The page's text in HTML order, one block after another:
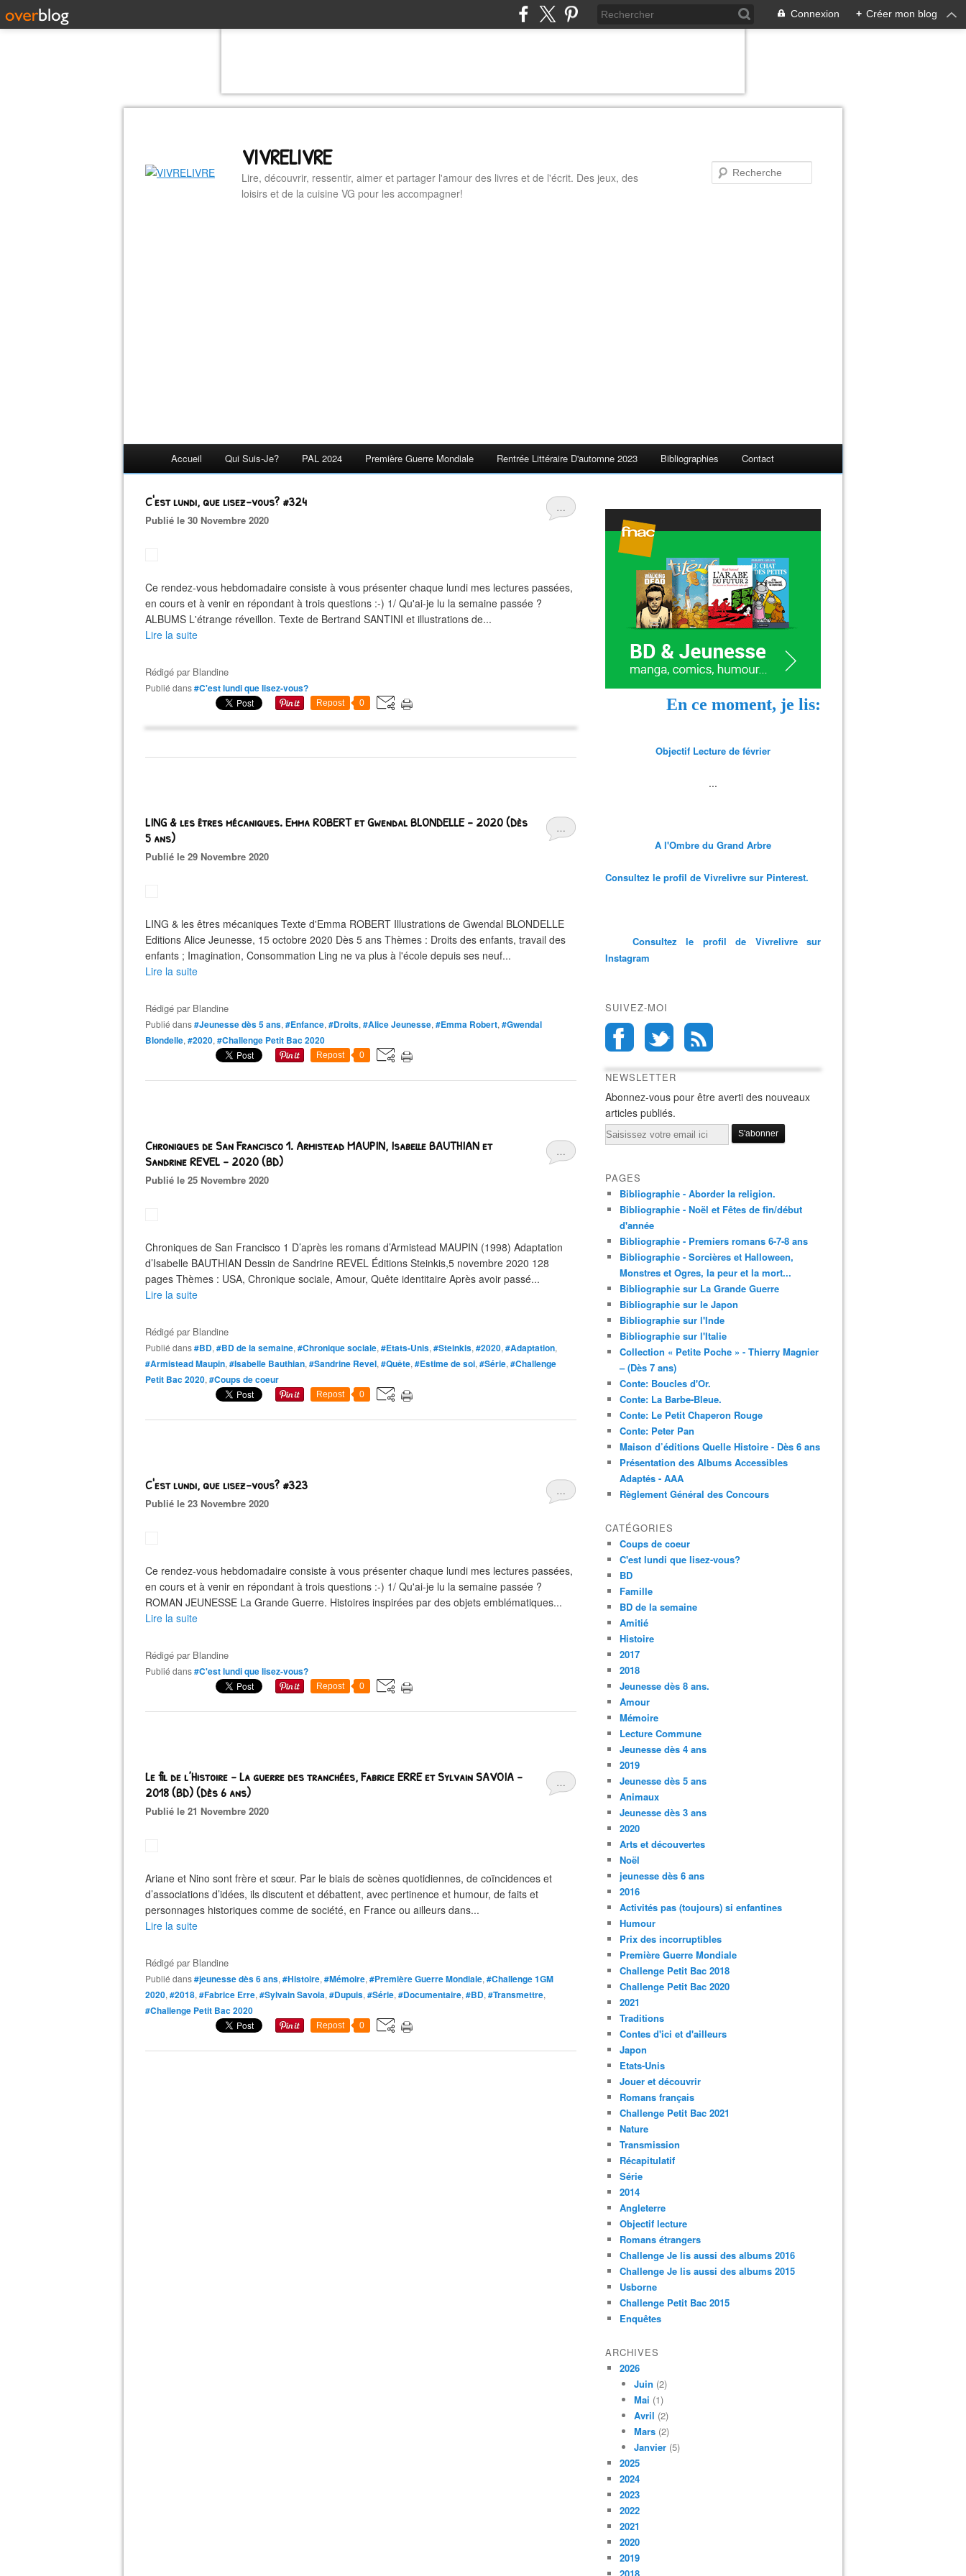
Connexion + Créer mon blog
VIVRELIVRE
Lire, découvrir, ressentir, aimer et partager l'amour des livres et de l'écrit. Des jeux, des
loisirs et de la cuisine VG pour les accompagner!
Accueil Qui Suis-Je? PAL 2024 Première Guerre Mondiale Rentrée Littéraire D'automne 2023 Bibliographies Contact
…
C'est lundi, que lisez-vous? #324
Publié le 30 Novembre 2020
Ce rendez-vous hebdomadaire consiste à vous présenter chaque lundi mes lectures passées,
en cours et à venir en répondant à trois questions :-) 1/ Qu'ai-je lu la semaine passée ?
ALBUMS L'étrange réveillon. Texte de Bertrand SANTINI et illustrations de...
Lire la suite
Rédigé par Blandine
Publié dans#C'est lundi que lisez-vous?
Repost 0
…
LING & les êtres mécaniques. Emma ROBERT et Gwendal BLONDELLE – 2020 (Dès
5 ans)
Publié le 29 Novembre 2020
LING & les êtres mécaniques Texte d'Emma ROBERT Illustrations de Gwendal BLONDELLE
Editions Alice Jeunesse, 15 octobre 2020 Dès 5 ans Thèmes : Droits des enfants, travail des
enfants ; Imagination, Consommation Ling ne va plus à l'école depuis ses neuf...
Lire la suite
Rédigé par Blandine
Publié dans#Jeunesse dès 5 ans, #Enfance, #Droits, #Alice Jeunesse, #Emma Robert, #Gwendal
Blondelle, #2020, #Challenge Petit Bac 2020
Repost 0
…
Chroniques de San Francisco 1. Armistead MAUPIN, Isabelle BAUTHIAN et
Sandrine REVEL – 2020 (BD)
Publié le 25 Novembre 2020
Chroniques de San Francisco 1 D’après les romans d’Armistead MAUPIN (1998) Adaptation
d’Isabelle BAUTHIAN Dessin de Sandrine REVEL Éditions Steinkis,5 novembre 2020 128
pages Thèmes : USA, Chronique sociale, Amour, Quête identitaire Après avoir passé...
Lire la suite
Rédigé par Blandine
Publié dans#BD, #BD de la semaine, #Chronique sociale, #Etats-Unis, #Steinkis, #2020, #Adaptation,
#Armistead Maupin, #Isabelle Bauthian, #Sandrine Revel, #Quête, #Estime de soi, #Série, #Challenge
Petit Bac 2020, #Coups de coeur
Repost 0
…
C'est lundi, que lisez-vous? #323
Publié le 23 Novembre 2020
Ce rendez-vous hebdomadaire consiste à vous présenter chaque lundi mes lectures passées,
en cours et à venir en répondant à trois questions :-) 1/ Qu'ai-je lu la semaine passée ?
ROMAN JEUNESSE La Grande Guerre. Histoires inspirées par des objets emblématiques...
Lire la suite
Rédigé par Blandine
Publié dans#C'est lundi que lisez-vous?
Repost 0
…
Le fil de l’Histoire – La guerre des tranchées, Fabrice ERRE et Sylvain SAVOIA –
2018 (BD) (Dès 6 ans)
Publié le 21 Novembre 2020
Ariane et Nino sont frère et sœur. Par le biais de scènes quotidiennes, de coïncidences et
d’associations d’idées, ils discutent et débattent, avec pertinence et humour, de faits et
personnages historiques comme de société, en France ou ailleurs dans...
Lire la suite
Rédigé par Blandine
Publié dans#jeunesse dès 6 ans, #Histoire, #Mémoire, #Première Guerre Mondiale, #Challenge 1GM
2020, #2018, #Fabrice Erre, #Sylvain Savoia, #Dupuis, #Série, #Documentaire, #BD, #Transmettre,
#Challenge Petit Bac 2020
Repost 0
En ce moment, je lis:
Objectif Lecture de février
...
A l'Ombre du Grand Arbre
Consultez le profil de Vivrelivre sur Pinterest.
Consultez le profil de Vivrelivre sur
Instagram
SUIVEZ-MOI
NEWSLETTER
Abonnez-vous pour être averti des nouveaux
articles publiés.
Email
PAGES
Bibliographie - Aborder la religion.
Bibliographie - Noël et Fêtes de fin/début
d'année
Bibliographie - Premiers romans 6-7-8 ans
Bibliographie - Sorcières et Halloween,
Monstres et Ogres, la peur et la mort...
Bibliographie sur La Grande Guerre
Bibliographie sur le Japon
Bibliographie sur l'Inde
Bibliographie sur l'Italie
Collection « Petite Poche » - Thierry Magnier
– (Dès 7 ans)
Conte: Boucles d'Or.
Conte: La Barbe-Bleue.
Conte: Le Petit Chaperon Rouge
Conte: Peter Pan
Maison d’éditions Quelle Histoire - Dès 6 ans
Présentation des Albums Accessibles
Adaptés - AAA
Règlement Général des Concours
CATÉGORIES
Coups de coeur
C'est lundi que lisez-vous?
BD
Famille
BD de la semaine
Amitié
Histoire
2017
2018
Jeunesse dès 8 ans.
Amour
Mémoire
Lecture Commune
Jeunesse dès 4 ans
2019
Jeunesse dès 5 ans
Animaux
Jeunesse dès 3 ans
2020
Arts et découvertes
Noël
jeunesse dès 6 ans
2016
Activités pas (toujours) si enfantines
Humour
Prix des incorruptibles
Première Guerre Mondiale
Challenge Petit Bac 2018
Challenge Petit Bac 2020
2021
Traditions
Contes d'ici et d'ailleurs
Japon
Etats-Unis
Jouer et découvrir
Romans français
Challenge Petit Bac 2021
Nature
Transmission
Récapitulatif
Série
2014
Angleterre
Objectif lecture
Romans étrangers
Challenge Je lis aussi des albums 2016
Challenge Je lis aussi des albums 2015
Usborne
Challenge Petit Bac 2015
Enquêtes
ARCHIVES
2026
Juin (2)
Mai (1)
Avril (2)
Mars (2)
Janvier (5)
2025
2024
2023
2022
2021
2020
2019